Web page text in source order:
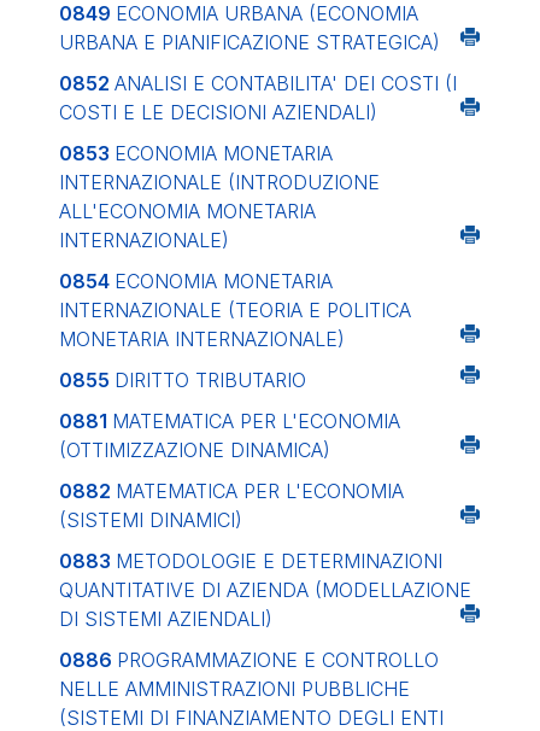
0849 ECONOMIA URBANA (ECONOMIA
URBANA E PIANIFICAZIONE STRATEGICA)
0852 ANALISI E CONTABILITA' DEI COSTI (I
COSTI E LE DECISIONI AZIENDALI)
0853 ECONOMIA MONETARIA
INTERNAZIONALE (INTRODUZIONE
ALL'ECONOMIA MONETARIA
INTERNAZIONALE)
0854 ECONOMIA MONETARIA
INTERNAZIONALE (TEORIA E POLITICA
MONETARIA INTERNAZIONALE)
0855 DIRITTO TRIBUTARIO
0881 MATEMATICA PER L'ECONOMIA
(OTTIMIZZAZIONE DINAMICA)
0882 MATEMATICA PER L'ECONOMIA
(SISTEMI DINAMICI)
0883 METODOLOGIE E DETERMINAZIONI
QUANTITATIVE DI AZIENDA (MODELLAZIONE
DI SISTEMI AZIENDALI)
0886 PROGRAMMAZIONE E CONTROLLO
NELLE AMMINISTRAZIONI PUBBLICHE
(SISTEMI DI FINANZIAMENTO DEGLI ENTI